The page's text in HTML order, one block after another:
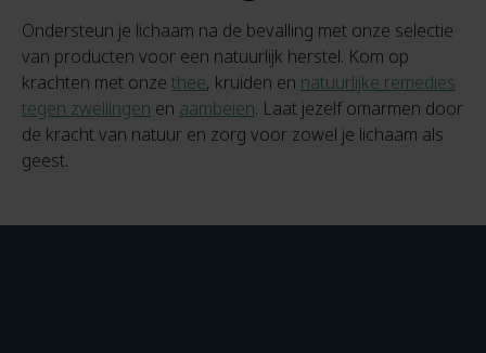
Ondersteun je lichaam na de bevalling met onze selectie
van producten voor een natuurlijk herstel. Kom op
krachten met onze thee, kruiden en natuurlijke remedies
tegen zwellingen en aambeien. Laat jezelf omarmen door
de kracht van natuur en zorg voor zowel je lichaam als
geest.